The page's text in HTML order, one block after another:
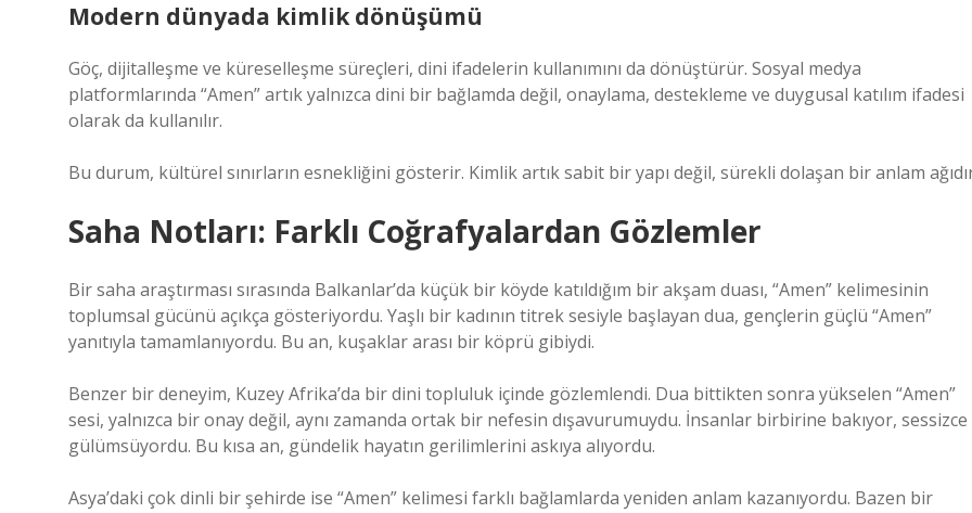
Modern dünyada kimlik dönüşümü
Göç, dijitalleşme ve küreselleşme süreçleri, dini ifadelerin kullanımını da dönüştürür. Sosyal medya
platformlarında “Amen” artık yalnızca dini bir bağlamda değil, onaylama, destekleme ve duygusal katılım ifadesi
olarak da kullanılır.
Bu durum, kültürel sınırların esnekliğini gösterir. Kimlik artık sabit bir yapı değil, sürekli dolaşan bir anlam
Saha Notları: Farklı Coğrafyalardan Gözlemler
Bir saha araştırması sırasında Balkanlar’da küçük bir köyde katıldığım bir akşam duası, “Amen” kelimesinin
toplumsal gücünü açıkça gösteriyordu. Yaşlı bir kadının titrek sesiyle başlayan dua, gençlerin güçlü “Amen”
yanıtıyla tamamlanıyordu. Bu an, kuşaklar arası bir köprü gibiydi.
Benzer bir deneyim, Kuzey Afrika’da bir dini topluluk içinde gözlemlendi. Dua bittikten sonra yükselen “Amen”
sesi, yalnızca bir onay değil, aynı zamanda ortak bir nefesin dışavurumuydu. İnsanlar birbirine bakıyor, sessizce
gülümsüyordu. Bu kısa an, gündelik hayatın gerilimlerini askıya alıyordu.
Asya’daki çok dinli bir şehirde ise “Amen” kelimesi farklı bağlamlarda yeniden anlam kazanıyordu. Bazen bir